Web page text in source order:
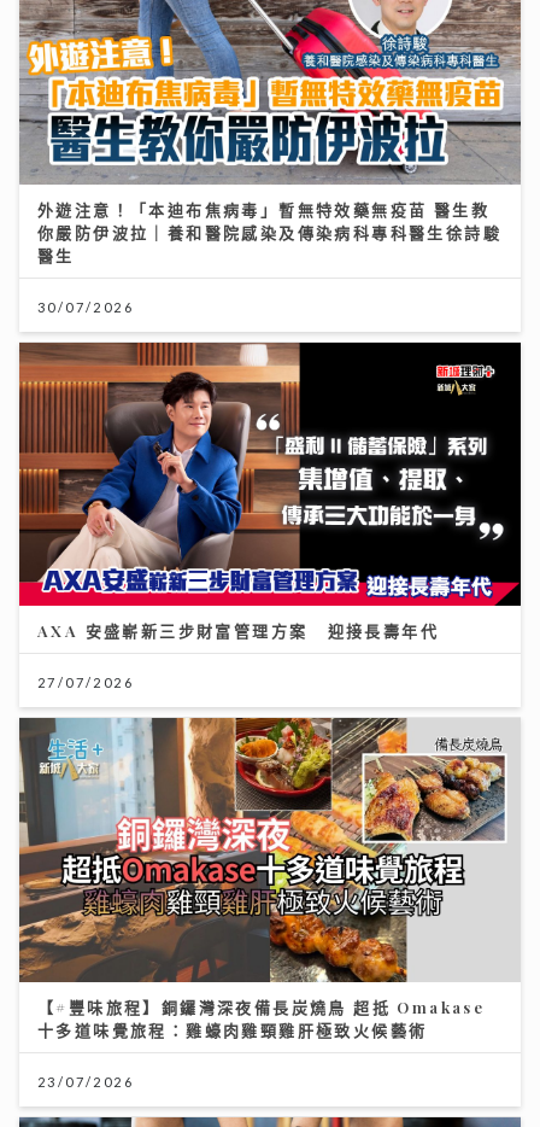
外遊注意！「本迪布焦病毒」暫無特效藥無疫苗 醫生教
你嚴防伊波拉｜養和醫院感染及傳染病科專科醫生徐詩駿
醫生
30/07/2026
AXA 安盛嶄新三步財富管理方案 迎接長壽年代
27/07/2026
【#豐味旅程】銅鑼灣深夜備長炭燒鳥 超抵 Omakase
十多道味覺旅程：雞蠔肉雞頸雞肝極致火候藝術
23/07/2026